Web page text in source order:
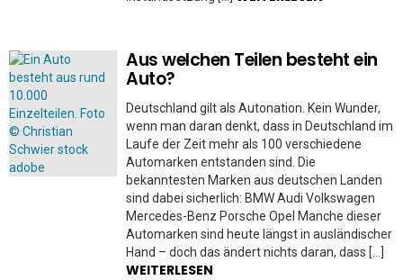
Aus welchen Teilen besteht ein
Auto?
Deutschland gilt als Autonation. Kein Wunder,
wenn man daran denkt, dass in Deutschland im
Laufe der Zeit mehr als 100 verschiedene
Automarken entstanden sind. Die
bekanntesten Marken aus deutschen Landen
sind dabei sicherlich: BMW Audi Volkswagen
Mercedes-Benz Porsche Opel Manche dieser
Automarken sind heute längst in ausländischer
Hand – doch das ändert nichts daran, dass […]
WEITERLESEN